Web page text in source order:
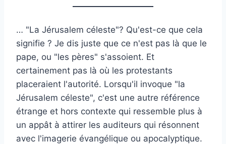
… "La Jérusalem céleste"? Qu'est-ce que cela
signifie ? Je dis juste que ce n'est pas là que le
pape, ou "les pères" s'assoient. Et
certainement pas là où les protestants
placeraient l'autorité. Lorsqu'il invoque "la
Jérusalem céleste", c'est une autre référence
étrange et hors contexte qui ressemble plus à
un appât à attirer les auditeurs qui résonnent
avec l'imagerie évangélique ou apocalyptique.